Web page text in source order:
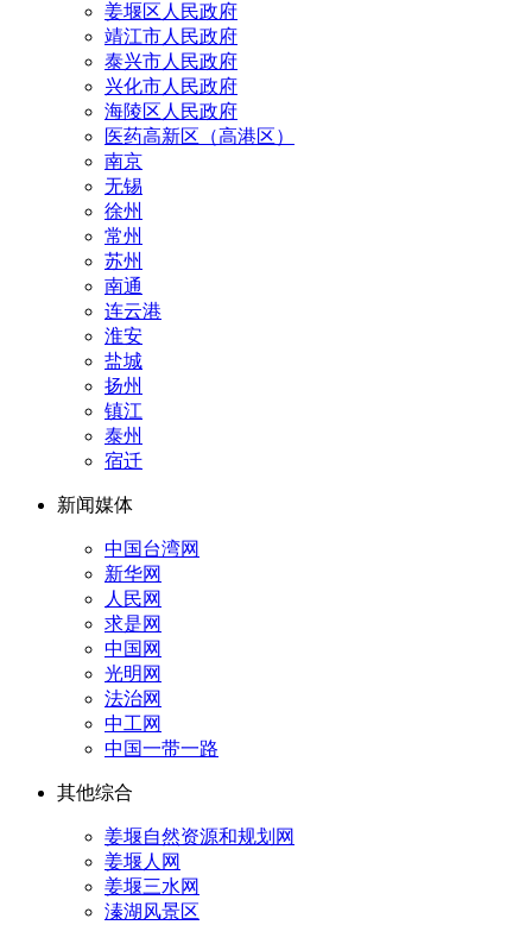
姜堰区人民政府
靖江市人民政府
泰兴市人民政府
兴化市人民政府
海陵区人民政府
医药高新区（高港区）
南京
无锡
徐州
常州
苏州
南通
连云港
淮安
盐城
扬州
镇江
泰州
宿迁
新闻媒体
中国台湾网
新华网
人民网
求是网
中国网
光明网
法治网
中工网
中国一带一路
其他综合
姜堰自然资源和规划网
姜堰人网
姜堰三水网
溱湖风景区